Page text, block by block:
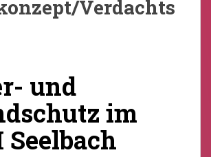
Verdachts
und
im
Seelbach